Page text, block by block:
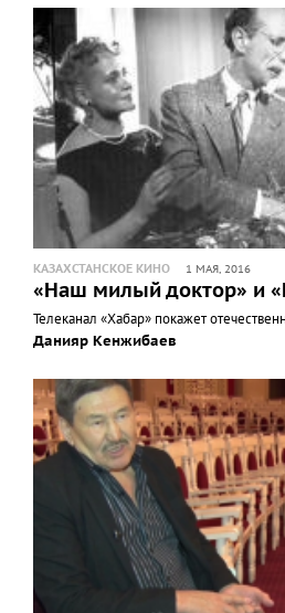
КАЗАХСТАНСКОЕ КИНО 1 МАЯ, 2016
«Наш милый доктор» и
Телеканал «Хабар» покажет
Данияр Кенжибаев